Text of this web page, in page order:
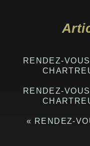
RENDEZ-
RENDEZ-
« RENDEZ-